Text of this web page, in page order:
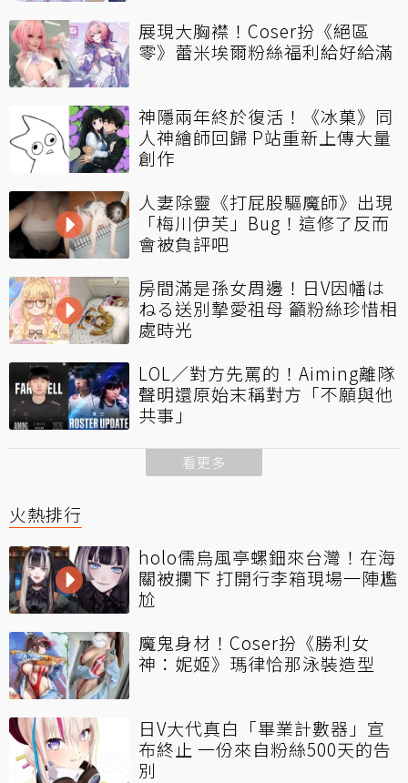
展現大胸襟！Coser扮《絕區
零》蕾米埃爾粉絲福利給好給滿
神隱兩年終於復活！《冰菓》同
人神繪師回歸 P站重新上傳大量
創作
人妻除靈《打屁股驅魔師》出現
「梅川伊芙」Bug！這修了反而
會被負評吧
房間滿是孫女周邊！日V因幡は
ねる送別摯愛祖母 籲粉絲珍惜相
處時光
LOL／對方先罵的！Aiming離隊
聲明還原始末稱對方「不願與他
共事」
看更多
火熱排行
holo儒烏風亭螺鈿來台灣！在海
關被攔下 打開行李箱現場一陣尷
尬
魔鬼身材！Coser扮《勝利女
神：妮姬》瑪律恰那泳裝造型
日V大代真白「畢業計數器」宣
布終止 一份來自粉絲500天的告
別